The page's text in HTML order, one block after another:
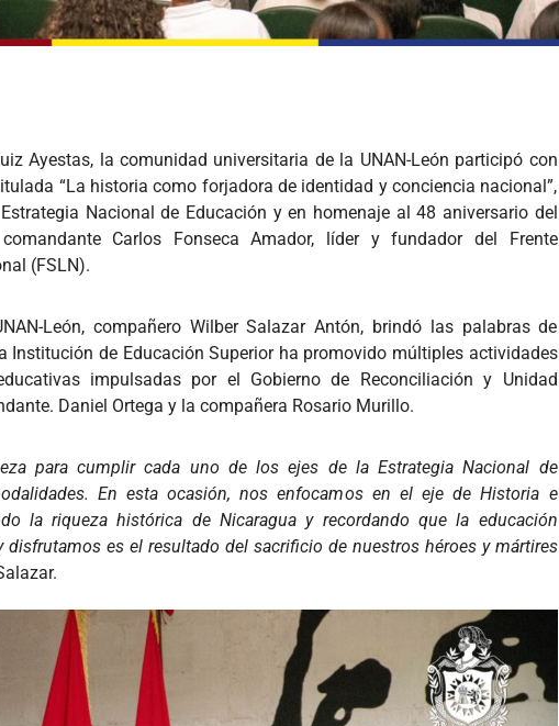
Ayestas, la comunidad universitaria de la UNAN-León participó con
“La historia como forjadora de identidad y conciencia nacional”,
Nacional de Educación y en homenaje al 48 aniversario del
Carlos Fonseca Amador, líder y fundador del Frente
(FSLN).
León, compañero Wilber Salazar Antón, brindó las palabras de
Institución de Educación Superior ha promovido múltiples actividades
impulsadas por el Gobierno de Reconciliación y Unidad
Daniel Ortega y la compañera Rosario Murillo.
para cumplir cada uno de los ejes de la Estrategia Nacional de
En esta ocasión, nos enfocamos en el eje de Historia e
la riqueza histórica de Nicaragua y recordando que la educación
disfrutamos es el resultado del sacrificio de nuestros héroes y mártires